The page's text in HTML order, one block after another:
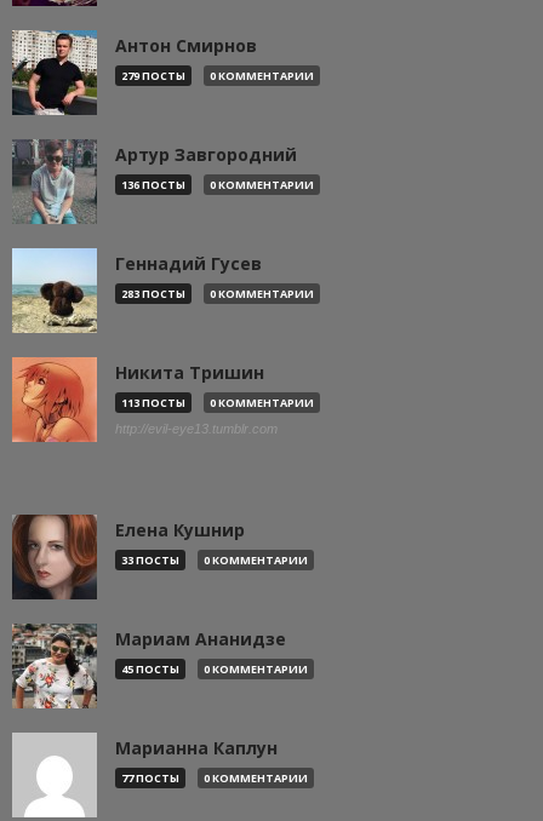
Антон Смирнов
279 ПОСТЫ 0 КОММЕНТАРИИ
Артур Завгородний
136 ПОСТЫ 0 КОММЕНТАРИИ
Геннадий Гусев
283 ПОСТЫ 0 КОММЕНТАРИИ
Никита Тришин
113 ПОСТЫ 0 КОММЕНТАРИИ
http://evil-eye13.tumblr.com
Елена Кушнир
33 ПОСТЫ 0 КОММЕНТАРИИ
Мариам Ананидзе
45 ПОСТЫ 0 КОММЕНТАРИИ
Марианна Каплун
77 ПОСТЫ 0 КОММЕНТАРИИ